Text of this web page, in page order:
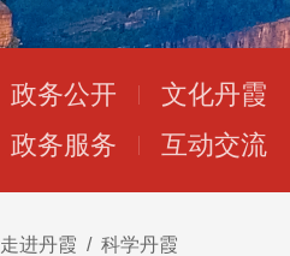
政务公开
文化丹霞
政务服务 互动交流
走进丹霞 / 科学丹霞